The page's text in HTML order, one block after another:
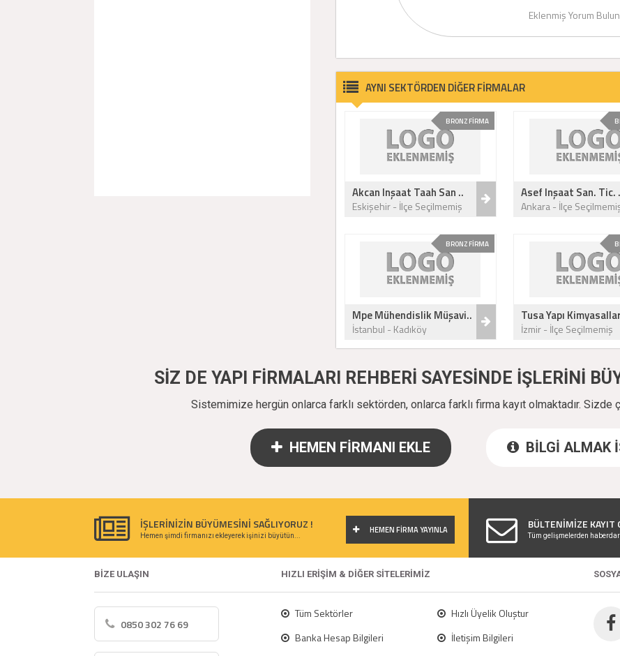
Eklenmiş Yorum
AYNI SEKTÖRDEN DİĞER FİRMALAR
BRONZ FİRMA
Akcan Inşaat Taah San ..
Eskişehir - İlçe Seçilmemiş
Asef Inşaat San. Tic.
Ankara - İlçe
BRONZ FİRMA
Mpe Mühendislik Müşavi..
İstanbul - Kadıköy
Tusa Yapı
İzmir - İlçe Seçilmemiş
SİZ DE YAPI FİRMALARI REHBERİ SAYESİNDE İŞLERİNİ
Sistemimize hergün onlarca farklı sektörden, onlarca farklı firma kayıt olmaktadır. Sizde
HEMEN FİRMANI EKLE BİLGİ ALMAK
İŞLERİNİZİN BÜYÜMESİNİ SAĞLIYORUZ ! HEMEN FİRMA YAYINLA
Hemen şimdi firmanızı ekleyerek işinizi büyütün...
BÜLTENİMİZE KAYIT
Tüm gelişmelerden haberdar
BİZE ULAŞIN HIZLI ERİŞİM & DİĞER SİTELERİMİZ
0850 302 76 69
Tüm Sektörler
Hızlı Üyelik Oluştur
Banka Hesap Bilgileri
İletişim Bilgileri